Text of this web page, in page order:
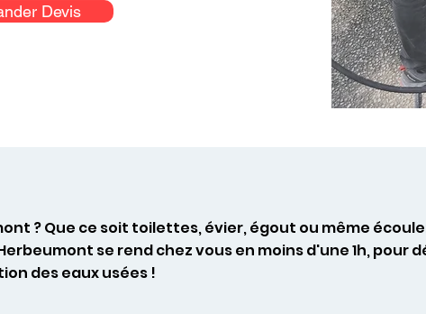
Devis
? Que ce soit toilettes, évier, égout ou même
se rend chez vous en moins d'une 1h, pour
des eaux usées !